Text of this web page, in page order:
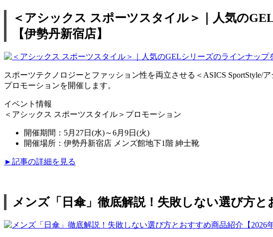
＜アシックス スポーツスタイル＞｜人気の
【伊勢丹新宿店】
スポーツテクノロジーとファッション性を両立させる＜ASICS SportStyle/
プロモーションを開催します。
イベント情報
＜アシックス スポーツスタイル＞プロモーション
開催期間：5月27日(水)～6月9日(火)
開催場所：伊勢丹新宿店 メンズ館地下1階 紳士靴
►記事の詳細を見る
メンズ「日傘」徹底解説！失敗しない選び方と